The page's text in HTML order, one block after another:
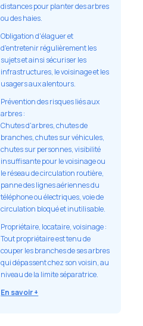
distances pour planter des arbres
ou des haies.
Obligation d'élaguer et
d'entretenir régulièrement les
sujets et ainsi sécuriser les
infrastructures, le voisinage et les
usagers aux alentours.
Prévention des risques liés aux
arbres :
Chutes d'arbres, chutes de
branches, chutes sur véhicules,
chutes sur personnes, visibilité
insuffisante pour le voisinage ou
le réseau de circulation routière,
panne des lignes aériennes du
téléphone ou électriques, voie de
circulation bloqué et inutilisable.
Propriétaire, locataire, voisinage :
Tout propriétaire est tenu de
couper les branches de ses arbres
qui dépassent chez son voisin, au
niveau de la limite séparatrice.
En savoir +